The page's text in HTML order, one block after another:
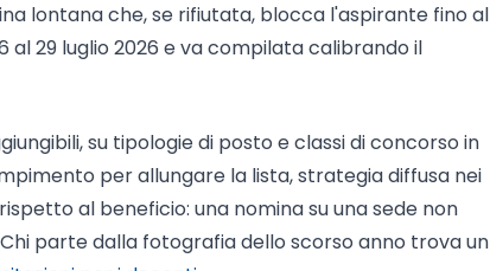
lontana che, se rifiutata, blocca l'aspirante fino al
al 29 luglio 2026 e va compilata calibrando il
su tipologie di posto e classi di concorso in
per allungare la lista, strategia diffusa nei
al beneficio: una nomina su una sede non
parte dalla fotografia dello scorso anno trova un